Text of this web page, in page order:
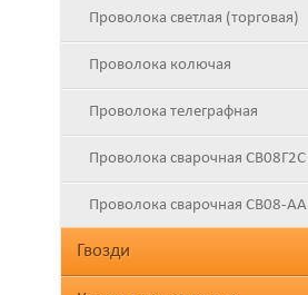
Проволока светлая (торговая)
Проволока колючая
Проволока телеграфная
Проволока сварочная СВ08Г2С
Проволока сварочная СВ08-АА
Гвозди